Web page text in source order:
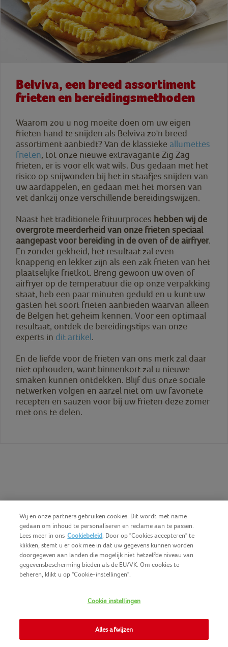
Belviva, een breed assortiment
frieten en bereidingsmethoden
Waarom zou u nog moeite doen om uw eigen
frieten hand te snijden als Belviva zo'n breed
assortiment aanbiedt? Van de klassieke allumettes
frieten, tot onze nieuwe extravagante Zig Zag
frieten, er is voor elk wat wils. Dus gedaan met het
risico op snijwonden bij het in staafjes snijden van
uw aardappelen, en gedaan met het morsen van
vet dankzij onze verschillende bereidingswijzen.
Naast het traditionele frituurproces hebben wij de
overgrote meerderheid van onze frieten speciaal
aangepast voor bereiding in de oven of de airfryer.
En zonder gekheid, het resultaat zal even
knapperig en lekker zijn als een zak frieten van het
plaatselijke frietkot. Breng gewoon uw oven of
airfryer op de temperatuur die op onze verpakking
staat, heb een paar minuten geduld en u kunt uw
gasten het soort frieten aanbieden waarvan alleen
de Belgen het geheim kennen. Voor een optimaal
resultaat, ontdek de bereidingstips van onze
experts in dit artikel.
En de liefde voor de frieten van ons merk zal daar
niet ophouden, want binnenkort zal u nieuwe
smaken kunnen ontdekken. Blijf dus onze sociale
netwerken volgen en aarzel niet om uw favoriete
recepten en sauzen voor bij uw frieten deze zomer
met ons te delen.
COPYRIGHT IGLO 2025
CONTACTEER ONS
COOKIE-POLICY
NOMAD FOODS
Wij en onze partners gebruiken cookies. Dit wordt met name
gedaan om inhoud te personaliseren en reclame aan te passen.
Lees meer in ons Cookiebeleid. Door op "Cookies accepteren" te
klikken, stemt u er ook mee in dat uw gegevens kunnen worden
doorgegeven aan landen die mogelijk niet hetzelfde niveau van
gegevensbescherming bieden als de EU/VK. Om cookies te
beheren, klikt u op "Cookie-instellingen".
Cookie instellingen
Alles afwijzen